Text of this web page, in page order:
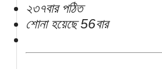
২৩৭বার পঠিত
শোনা হয়েছে 56বার